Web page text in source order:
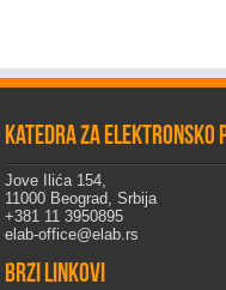
Katedra za elektronsko
Jove Ilića 154,
11000 Beograd, Srbija
+381 11 3950895
elab-office@elab.rs
Brzi linkovi